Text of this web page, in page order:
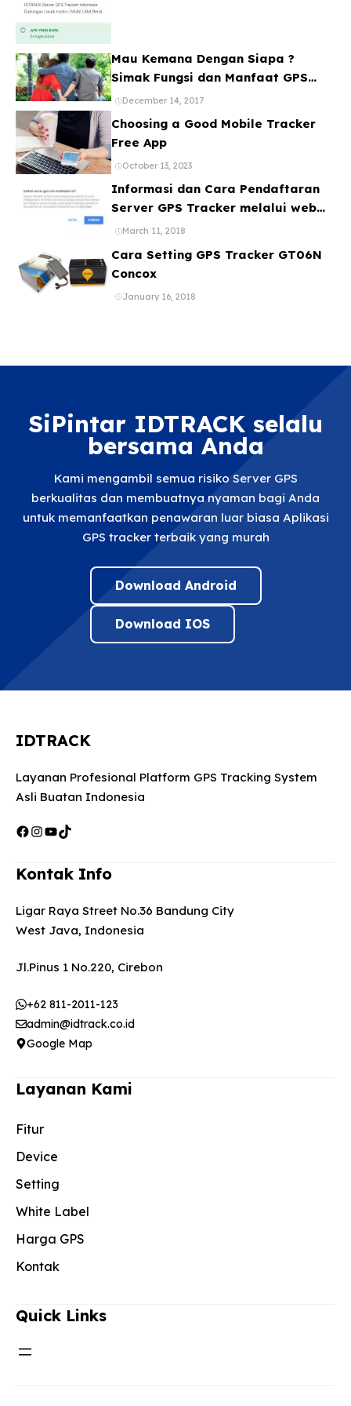
Mau Kemana Dengan Siapa ?
Simak Fungsi dan Manfaat GPS
Mobil
December 14, 2017
Choosing a Good Mobile Tracker
Free App
October 13, 2023
Informasi dan Cara Pendaftaran
Server GPS Tracker melalui web
ataupun Aplikasi Online Gratis
March 11, 2018
Cara Setting GPS Tracker GT06N
Concox
January 16, 2018
SiPintar IDTRACK selalu
bersama Anda
Kami mengambil semua risiko Server GPS
berkualitas dan membuatnya nyaman bagi Anda
untuk memanfaatkan penawaran luar biasa Aplikasi
GPS tracker terbaik yang murah
Download Android
Download IOS
IDTRACK
Layanan Profesional Platform GPS Tracking System
Asli Buatan Indonesia
Facebook
Instagram
YouTube
TikTok
Kontak Info
Ligar Raya Street No.36 Bandung City
West Java, Indonesia
Jl.Pinus 1 No.220, Cirebon
+62 811-2011-123
admin@idtrack.co.id
Google Map
Layanan Kami
Fitur
Device
Setting
White Label
Harga GPS
Kontak
Quick Links